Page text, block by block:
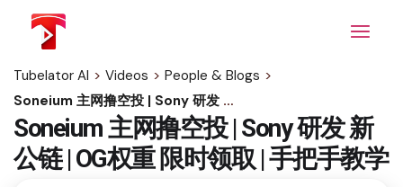
content
Tubelator AI > Videos > People & Blogs >
Soneium 主网撸空投 | Sony 研发 新公链 | OG权重 限时领取 | 手把手教学
Soneium 主网撸空投 | Sony 研发 新
公链 | OG权重 限时领取 | 手把手教学